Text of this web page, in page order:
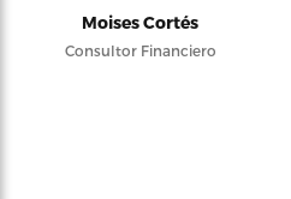
Moises Cortés
Consultor Financiero